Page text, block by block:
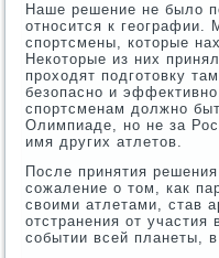
Наше решение не было
относится к
спортсмены, которые
Некоторые из них
проходят подготовку
безопасно и
спортсменам должно
Олимпиаде, но не за
имя других атлетов.
После принятия
сожаление о том, как
своими атлетами, став
отстранения от
событии всей планеты,